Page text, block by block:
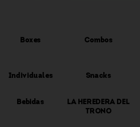
Boxes Combos
Individuales Snacks
Bebidas
LA HEREDERA DEL
TRONO